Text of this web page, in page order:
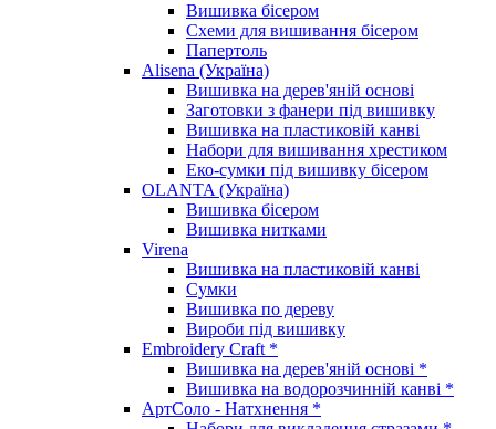
Вишивка бісером
Схеми для вишивання бісером
Папертоль
Alisena (Україна)
Вишивка на дерев'яній основі
Заготовки з фанери під вишивку
Вишивка на пластиковій канві
Набори для вишивання хрестиком
Еко-сумки під вишивку бісером
OLANTA (Україна)
Вишивка бісером
Вишивка нитками
Virena
Вишивка на пластиковій канві
Сумки
Вишивка по дереву
Вироби під вишивку
Embroidery Craft *
Вишивка на дерев'яній основі *
Вишивка на водорозчинній канві *
АртСоло - Натхнення *